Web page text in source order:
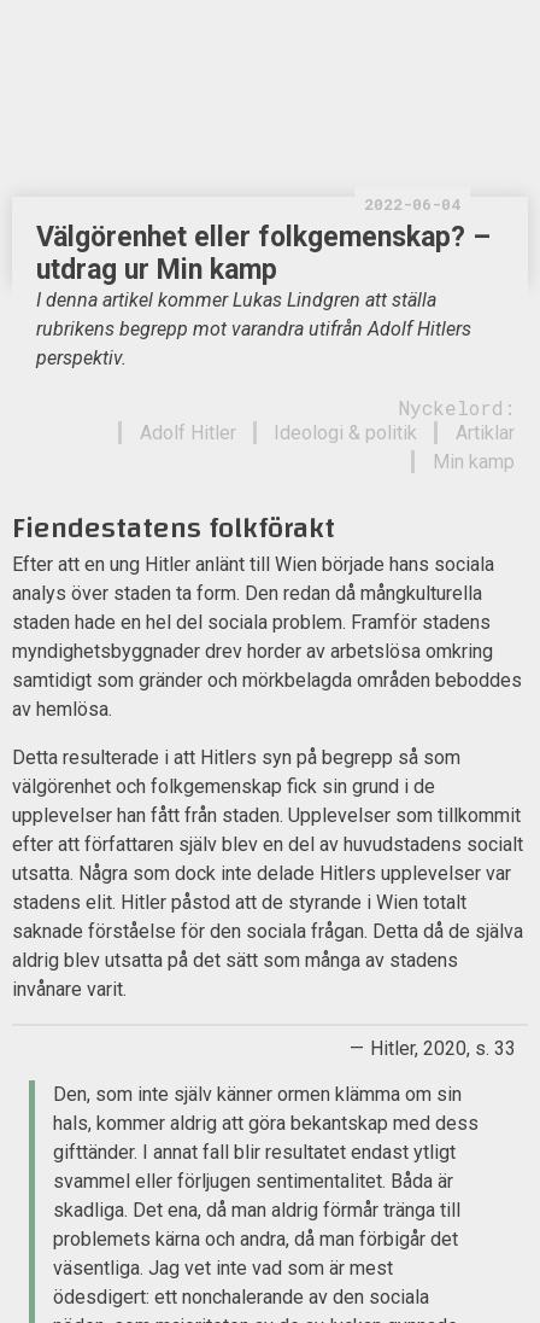
2022-06-04
Välgörenhet eller folkgemenskap? –
utdrag ur Min kamp
I denna artikel kommer Lukas Lindgren att ställa
rubrikens begrepp mot varandra utifrån Adolf Hitlers
perspektiv.
Nyckelord:
Artiklar
Ideologi & politik
Adolf Hitler
Min kamp
Fiendestatens folkförakt
Efter att en ung Hitler anlänt till Wien började hans sociala
analys över staden ta form. Den redan då mångkulturella
staden hade en hel del sociala problem. Framför stadens
myndighetsbyggnader drev horder av arbetslösa omkring
samtidigt som gränder och mörkbelagda områden beboddes
av hemlösa.
Detta resulterade i att Hitlers syn på begrepp så som
välgörenhet och folkgemenskap fick sin grund i de
upplevelser han fått från staden. Upplevelser som tillkommit
efter att författaren själv blev en del av huvudstadens socialt
utsatta. Några som dock inte delade Hitlers upplevelser var
stadens elit. Hitler påstod att de styrande i Wien totalt
saknade förståelse för den sociala frågan. Detta då de själva
aldrig blev utsatta på det sätt som många av stadens
invånare varit.
Den, som inte själv känner ormen klämma om sin
hals, kommer aldrig att göra bekantskap med dess
gifttänder. I annat fall blir resultatet endast ytligt
svammel eller förljugen sentimentalitet. Båda är
skadliga. Det ena, då man aldrig förmår tränga till
problemets kärna och andra, då man förbigår det
väsentliga. Jag vet inte vad som är mest
ödesdigert: ett nonchalerande av den sociala
Hitler, 2020, s. 33